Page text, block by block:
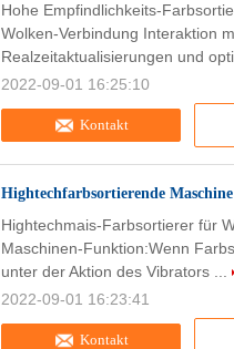
Kontakt
Hohe Empfindlichkeits-
Wolken-Verbindung Interaktion
Realzeitaktualisierungen und
2022-09-01 16:25:10
Hightechfarbsortierende
Kontakt
Hightechmais-Farbsortierer für
Maschinen-Funktion:Wenn
unter der Aktion des Vibrators ...
2022-09-01 16:23:41